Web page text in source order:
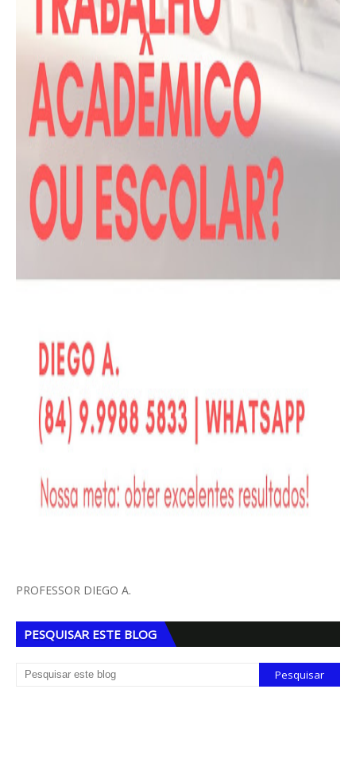
PROFESSOR DIEGO A.
PESQUISAR ESTE BLOG